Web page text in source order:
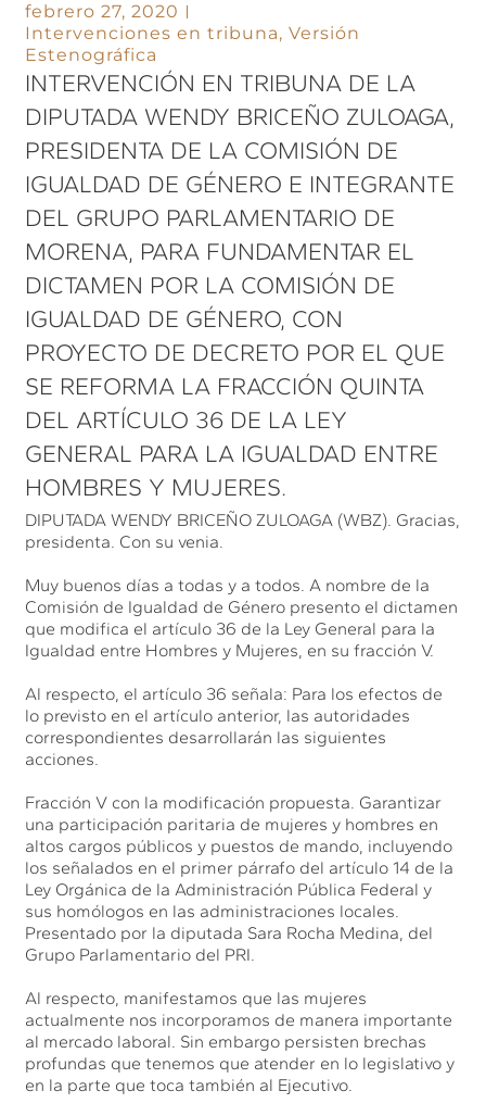
febrero 27, 2020
Intervenciones en tribuna,Versión
Estenográfica
INTERVENCIÓN EN TRIBUNA DE LA
DIPUTADA WENDY BRICEÑO ZULOAGA,
PRESIDENTA DE LA COMISIÓN DE
IGUALDAD DE GÉNERO E INTEGRANTE
DEL GRUPO PARLAMENTARIO DE
MORENA, PARA FUNDAMENTAR EL
DICTAMEN POR LA COMISIÓN DE
IGUALDAD DE GÉNERO, CON
PROYECTO DE DECRETO POR EL QUE
SE REFORMA LA FRACCIÓN QUINTA
DEL ARTÍCULO 36 DE LA LEY
GENERAL PARA LA IGUALDAD ENTRE
HOMBRES Y MUJERES.
DIPUTADA WENDY BRICEÑO ZULOAGA (WBZ). Gracias,
presidenta. Con su venia.
Muy buenos días a todas y a todos. A nombre de la
Comisión de Igualdad de Género presento el dictamen
que modifica el artículo 36 de la Ley General para la
Igualdad entre Hombres y Mujeres, en su fracción V.
Al respecto, el artículo 36 señala: Para los efectos de
lo previsto en el artículo anterior, las autoridades
correspondientes desarrollarán las siguientes
acciones.
Fracción V con la modificación propuesta. Garantizar
una participación paritaria de mujeres y hombres en
altos cargos públicos y puestos de mando, incluyendo
los señalados en el primer párrafo del artículo 14 de la
Ley Orgánica de la Administración Pública Federal y
sus homólogos en las administraciones locales.
Presentado por la diputada Sara Rocha Medina, del
Grupo Parlamentario del PRI.
Al respecto, manifestamos que las mujeres
actualmente nos incorporamos de manera importante
al mercado laboral. Sin embargo persisten brechas
profundas que tenemos que atender en lo legislativo y
en la parte que toca también al Ejecutivo.